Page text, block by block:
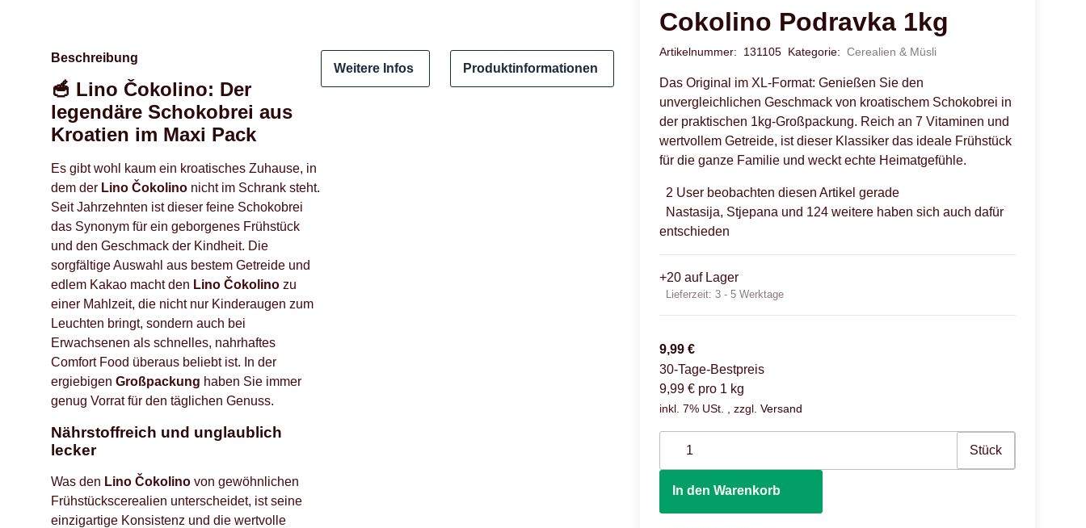
Cokolino Podravka 1kg
Artikelnummer: 131105 Kategorie:Cerealien & Müsli
Das Original im XL-Format: Genießen Sie den
unvergleichlichen Geschmack von kroatischem Schokobrei in
der praktischen 1kg-Großpackung. Reich an 7 Vitaminen und
wertvollem Getreide, ist dieser Klassiker das ideale Frühstück
für die ganze Familie und weckt echte Heimatgefühle.
2 User beobachten diesen Artikel gerade
Nastasija, Stjepana und 124 weitere haben sich auch dafür
entschieden
+20 auf Lager
Lieferzeit:3 - 5 Werktage
9,99 €
30-Tage-Bestpreis
9,99 € pro 1 kg
inkl. 7% USt. , zzgl.Versand
Stück
In den Warenkorb
Beschreibung
🥣 Lino Čokolino: Der
legendäre Schokobrei aus
Kroatien im Maxi Pack
Es gibt wohl kaum ein kroatisches Zuhause, in
dem der Lino Čokolino nicht im Schrank steht.
Seit Jahrzehnten ist dieser feine Schokobrei
das Synonym für ein geborgenes Frühstück
und den Geschmack der Kindheit. Die
sorgfältige Auswahl aus bestem Getreide und
edlem Kakao macht den Lino Čokolino zu
einer Mahlzeit, die nicht nur Kinderaugen zum
Leuchten bringt, sondern auch bei
Erwachsenen als schnelles, nahrhaftes
Comfort Food überaus beliebt ist. In der
ergiebigen Großpackung haben Sie immer
genug Vorrat für den täglichen Genuss.
Nährstoffreich und unglaublich
lecker
Was den Lino Čokolino von gewöhnlichen
Frühstückscerealien unterscheidet, ist seine
einzigartige Konsistenz und die wertvolle
Weitere Infos Produktinformationen